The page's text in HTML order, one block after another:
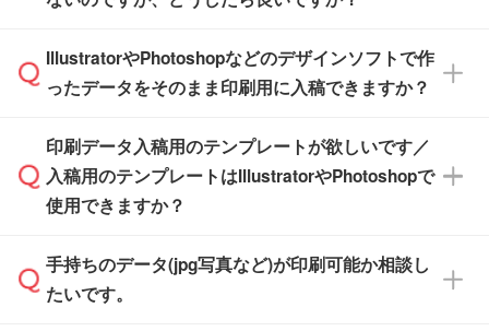
品が決まりましたらお早めのご発注をお願いい
たします。
※土日祝日を除く営業日換算です。
※沖縄・離島は追加日数がかかります。
※化粧箱から白箱への入れ替えや、オリジナル
箱の作成は原則承っておりません。
無料の「デザインシミュレーター」を使えば、
PCやスマホから簡単にデザインを作成できま
ザインソフトがなくても安心です。
また、「データ作成サービス
せいただければ、弊社にて無料でデザインデー
タを1点作成いたします。
IllustratorやPhotoshopなどのデザインソフトで作
ったデータをそのまま印刷用に入稿できますか？
IllustratorやPhotoshop、CLIP STUDIOなどのデ
ザインソフトでこだわりのデザインを作成した
い方は、完全データ入稿
積・ご注文フォームにアップロードしてご入稿
ください。
印刷データ入稿用のテンプレートが欲しいです／
入稿用のテンプレートはIllustratorやPhotoshopで
使用できますか？
一部商品は入稿用テンプレートのご用意があり
ます。各商品ページの『印刷方法・テンプレー
手持ちのデータ(jpg写真など)が印刷可能か相談し
たいです。